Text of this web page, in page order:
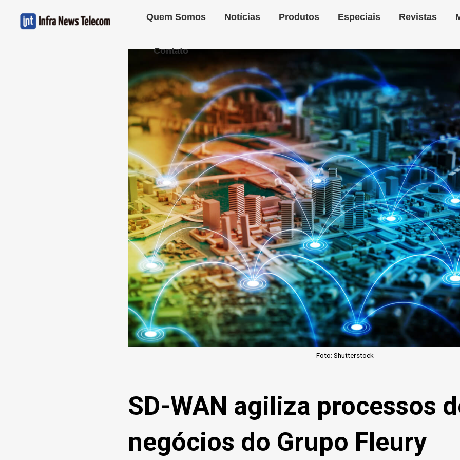
Quem Somos Notícias Produtos Especiais Revistas
Contato
Foto: Shutterstock
SD-WAN agiliza processos
negócios do Grupo Fleury